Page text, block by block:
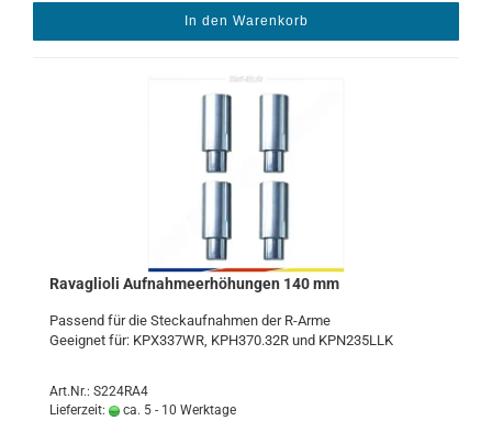
In den Warenkorb
Ra­vaglio­li Auf­nah­me­er­hö­hun­gen 140 mm
Pas­send für die Steck­auf­nah­men der R-​Arme
Ge­eig­net für: KPX337WR, KPH370.32R und KPN235LLK
Art.Nr.: S224RA4
Lieferzeit:
ca. 5 - 10 Werktage